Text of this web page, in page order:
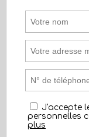
J'accepte
personnelles
plus